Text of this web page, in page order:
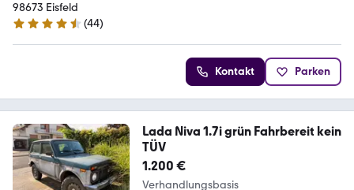
98673 Eisfeld
4.7 Sterne
(44)
Kontakt Parken
Lada Niva 1.7i grün Fahrbereit kein
TÜV
1.200 €
Verhandlungsbasis